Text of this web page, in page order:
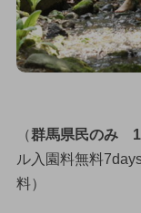
（群馬県民のみ
ル入園料無料
料）